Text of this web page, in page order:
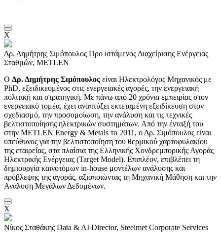
X
Δρ. Δημήτρης Σιμόπουλος Προ ιστάμενος Διαχείρισης Ενέργειας
Σταθμών, METLEN
Ο Δρ. Δημήτρης Σιμόπουλος είναι Ηλεκτρολόγος Μηχανικός με
PhD, εξειδικευμένος στις ενεργειακές αγορές, την ενεργειακή
πολιτική και στρατηγική. Με πάνω από 20 χρόνια εμπειρίας στον
ενεργειακό τομέα, έχει αναπτύξει εκτεταμένη εξειδίκευση στον
σχεδιασμό, την προσομοίωση, την ανάλυση και τις τεχνικές
βελτιστοποίησης ηλεκτρικών συστημάτων. Από την ένταξή του
στην METLEN Energy & Metals το 2011, ο Δρ. Σιμόπουλος είναι
υπεύθυνος για την βελτιστοποίηση του θερμικού χαρτοφυλακίου
της εταιρείας, στα πλαίσια της Ελληνικής Χονδρεμπορικής Αγοράς
Ηλεκτρικής Ενέργειας (Target Model). Επιπλέον, επιβλέπει τη
δημιουργία καινοτόμων in-house μοντέλων ανάλυσης και
πρόβλεψης της αγοράς, αξιοποιώντας τη Μηχανική Μάθηση και την
Ανάλυση Μεγάλων Δεδομένων.
X
Νίκος Σταθάκης Data & AI Director, Steelmet Corporate Services